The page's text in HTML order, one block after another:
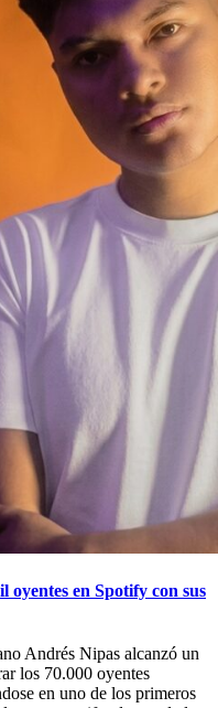
oyentes en Spotify con sus
Andrés Nipas alcanzó un
los 70.000 oyentes
en uno de los primeros